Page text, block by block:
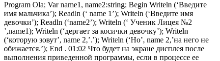
Program Ola; Var name1, name2:string; Begin Writeln (‘Введите
имя мальчика’); Readln (‘ name 1’); Writeln (‘Введите имя
девочки’); Readln (‘name2’); Writeln (‘ Ученик Лицея №2
’,name1); Writeln (‘дергает за косички девочку’); Writeln
(‘которую зовут’, name 2,’.’); Writeln (‘Но’, name 2,’на него не
обижается.’); End . 01:02 Что будет на экране дисплея после
выполнения приведенной программы, если в процессе ее